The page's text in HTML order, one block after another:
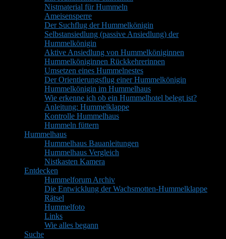
Nistmaterial für Hummeln
Ameisensperre
Der Suchflug der Hummelkönigin
Selbstansiedlung (passive Ansiedlung) der
Hummelkönigin
Aktive Ansiedlung von Hummelköniginnen
Hummelköniginnen Rückkehrerinnen
Umsetzen eines Hummelnestes
Der Orientierungsflug einer Hummelkönigin
Hummelkönigin im Hummelhaus
Wie erkenne ich ob ein Hummelhotel belegt ist?
Anleitung: Hummelklappe
Kontrolle Hummelhaus
Hummeln füttern
Hummelhaus
Hummelhaus Bauanleitungen
Hummelhaus Vergleich
Nistkasten Kamera
Entdecken
Hummelforum Archiv
Die Entwicklung der Wachsmotten-Hummelklappe
Rätsel
Hummelfoto
Links
Wie alles begann
Suche